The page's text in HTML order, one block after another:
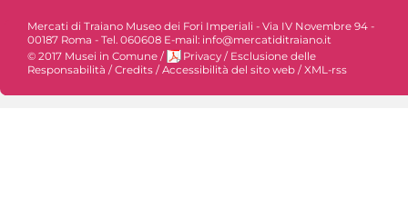
Mercati di Traiano Museo dei Fori Imperiali - Via IV Novembre 94 -
00187 Roma - Tel. 060608 E-mail: info@mercatiditraiano.it
© 2017 Musei in Comune / Privacy / Esclusione delle
Responsabilità / Credits / Accessibilità del sito web / XML-rss